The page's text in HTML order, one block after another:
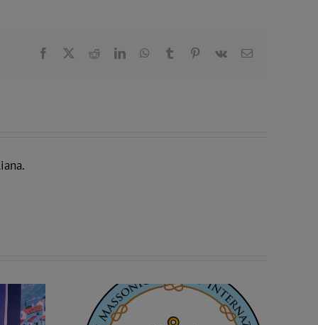
Facebook RedditLinkedInWhatsApp
Tumblr Pinterest
Vk Email